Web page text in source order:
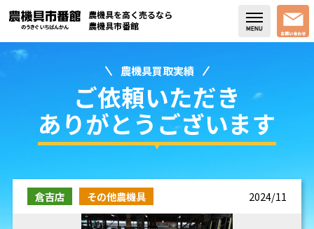
買取実績
コラム・スタッフブログ
取り扱い商品
販売中の農機具
農機具を高く売るなら
農機具市番館
農機具買取実績
ご依頼いただき
ありがとうございます
倉吉店 その他農機具 2024/11